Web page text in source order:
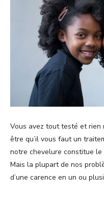
Vous avez tout testé et rien
être qu’il vous faut un
notre chevelure constitue
Mais la plupart de nos
d’une carence en un ou